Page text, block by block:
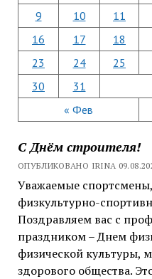
« Фев
9
10 11
16
17 18
23
24 25
30
31
С Днём строителя!
ОПУБЛИКОВАНО IRINA
Уважаемые
физкультурно-
Поздравляем вас с
праздником – Днем
физической культуры,
здорового общества.